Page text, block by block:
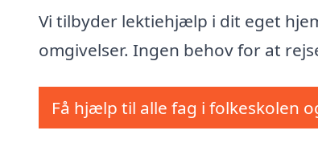
Vi tilbyder lektiehjælp i dit eget
omgivelser. Ingen behov for at
Få hjælp til alle fag i folkeskolen